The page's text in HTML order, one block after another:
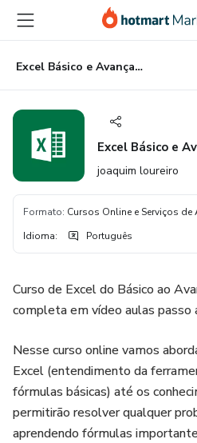
para
conteúdo
principal
para
pagamento
para
rodapé
Excel Básico e Avançado
Excel Básico e
joaquim loureiro
Formato: Cursos Online e Serviços de
Idioma: Português
Curso de Excel do Básico ao
completa em vídeo aulas passo
Nesse curso online vamos
Excel (entendimento da
fórmulas básicas) até os
permitirão resolver qualquer
aprendendo fórmulas